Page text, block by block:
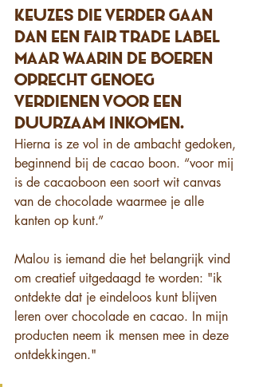
Keuzes die verder gaan
dan een fair trade label
maar waarin de boeren
oprecht genoeg
verdienen voor een
duurzaam inkomen.
Hierna is ze vol in de ambacht gedoken,
beginnend bij de cacao boon. “voor mij
is de cacaoboon een soort wit canvas
van de chocolade waarmee je alle
kanten op kunt.”
Malou is iemand die het belangrijk vind
om creatief uitgedaagd te worden: "ik
ontdekte dat je eindeloos kunt blijven
leren over chocolade en cacao. In mijn
producten neem ik mensen mee in deze
ontdekkingen."